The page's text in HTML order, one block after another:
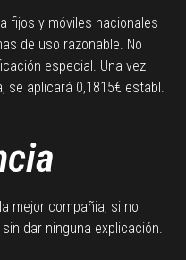
fijos y móviles nacionales
de uso razonable. No
especial. Una vez
se aplicará 0,1815€ establ.
mejor compañia, si no
dar ninguna explicación.